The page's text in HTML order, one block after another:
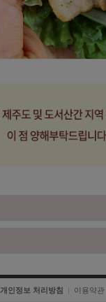
개인정보 처리방침 | 이용약관